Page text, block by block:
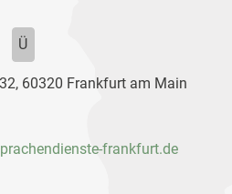
Ü
60320 Frankfurt am Main
frankfurt.de